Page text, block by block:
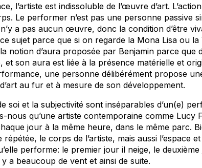
l’artiste est indissoluble de l’œuvre d’art.
Le performer n’est pas une personne passive
a pas aucun œuvre, donc la condition d’être
sujet parce que si on regarde la Mona Lisa ou
notion d’aura proposée par Benjamin parce que
et son aura est liée à la présence matérielle et
une personne délibérément propose
au fur et à mesure de son développement.
soi et la subjectivité sont inséparables d’un(e)
nous qu’une artiste contemporaine comme Lucy
jour à la même heure, dans le même parc.
le corps de l’artiste, mais aussi l’espace
performe: le premier jour il neige, le
a beaucoup de vent et ainsi de suite.